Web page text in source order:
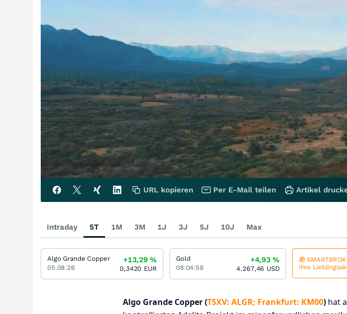
Algo Grande Copper (TSXV: ALGR; Frankfurt: KM00) hat
URL kopieren Per E-Mail teilen Artikel
Intraday 5T 1M 3M 1J 3J 5J 10J Max
Algo Grande Copper
05.08.26
+13,29%
0,3420 EUR
Gold
08:04:58
+4,93%
4.267,46 USD
🎁
Ihre